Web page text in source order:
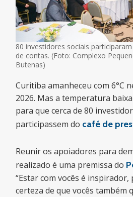
80 investidores sociais
de contas. (Foto: Complexo
Butenas)
Curitiba amanheceu com 6°C
2026. Mas a temperatura
para que cerca de 80
participassem do café de
Reunir os apoiadores para
realizado é uma premissa do
“Estar com vocês é
certeza de que vocês